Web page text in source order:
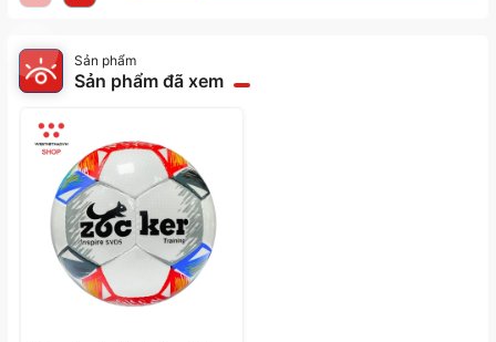
Sản phẩm
Sản phẩm đã xem